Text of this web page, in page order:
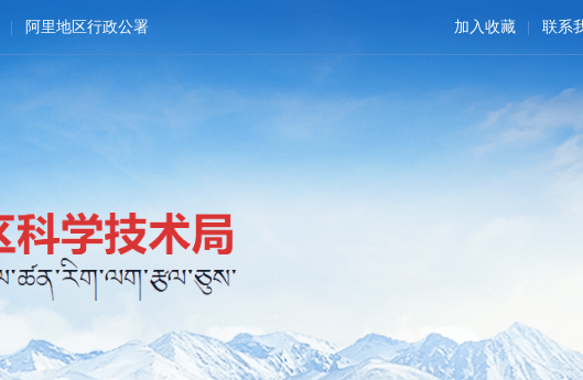
阿里地区行政公署 加入收藏 联系